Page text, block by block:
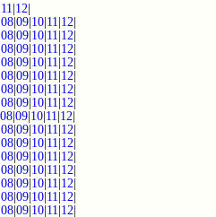
11|12|
08|09|10|11|12|
08|09|10|11|12|
08|09|10|11|12|
08|09|10|11|12|
08|09|10|11|12|
08|09|10|11|12|
08|09|10|11|12|
08|09|10|11|12|
08|09|10|11|12|
08|09|10|11|12|
08|09|10|11|12|
08|09|10|11|12|
08|09|10|11|12|
08|09|10|11|12|
08|09|10|11|12|